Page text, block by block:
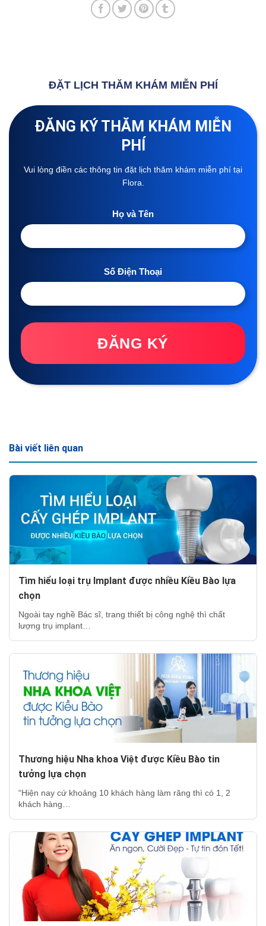
ĐẶT LỊCH THĂM KHÁM MIỄN PHÍ
ĐĂNG KÝ THĂM KHÁM MIỄN
PHÍ
Vui lòng điền các thông tin đặt lịch thăm khám miễn phí tại
Flora.
Họ và Tên
Số Điện Thoại
ĐĂNG KÝ
Bài viết liên quan
Tìm hiểu loại trụ Implant được nhiều Kiều Bào lựa
chọn
Ngoài tay nghề Bác sĩ, trang thiết bị công nghệ thì chất
lượng trụ implant…
Thương hiệu Nha khoa Việt được Kiều Bào tin
tưởng lựa chọn
“Hiện nay cứ khoảng 10 khách hàng làm răng thì có 1, 2
khách hàng…